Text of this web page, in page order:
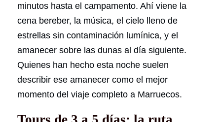
minutos hasta el campamento. Ahí viene la
cena bereber, la música, el cielo lleno de
estrellas sin contaminación lumínica, y el
amanecer sobre las dunas al día siguiente.
Quienes han hecho esta noche suelen
describir ese amanecer como el mejor
momento del viaje completo a Marruecos.